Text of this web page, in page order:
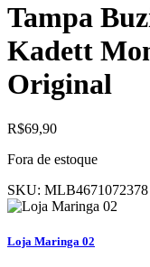
Tampa
Kadett
Original
R$69,90
Fora de estoque
SKU: MLB4671072378
Loja Maringa 02